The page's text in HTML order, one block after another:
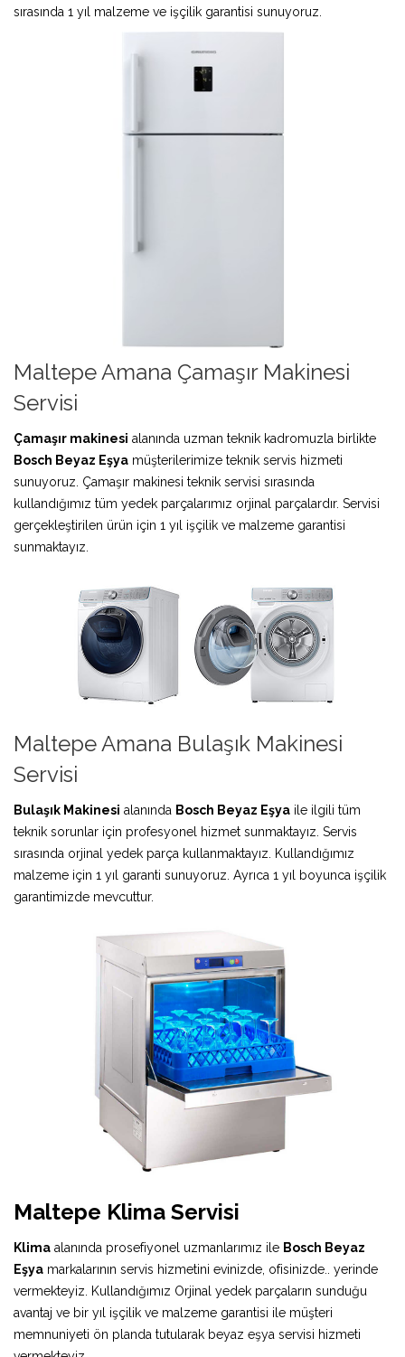
sırasında 1 yıl malzeme ve işçilik garantisi sunuyoruz.
Maltepe Amana Çamaşır Makinesi
Servisi
Çamaşır makinesi alanında uzman teknik kadromuzla birlikte
Bosch Beyaz Eşya müşterilerimize teknik servis hizmeti
sunuyoruz. Çamaşır makinesi teknik servisi sırasında
kullandığımız tüm yedek parçalarımız orjinal parçalardır. Servisi
gerçekleştirilen ürün için 1 yıl işçilik ve malzeme garantisi
sunmaktayız.
Maltepe Amana Bulaşık Makinesi
Servisi
Bulaşık Makinesi alanında Bosch Beyaz Eşya ile ilgili tüm
teknik sorunlar için profesyonel hizmet sunmaktayız. Servis
sırasında orjinal yedek parça kullanmaktayız. Kullandığımız
malzeme için 1 yıl garanti sunuyoruz. Ayrıca 1 yıl boyunca işçilik
garantimizde mevcuttur.
Maltepe Klima Servisi
Klima alanında prosefiyonel uzmanlarımız ile Bosch Beyaz
Eşya markalarının servis hizmetini evinizde, ofisinizde.. yerinde
vermekteyiz. Kullandığımız Orjinal yedek parçaların sunduğu
avantaj ve bir yıl işçilik ve malzeme garantisi ile müşteri
memnuniyeti ön planda tutularak beyaz eşya servisi hizmeti